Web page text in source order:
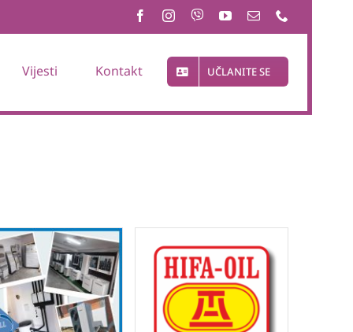
Vijesti Kontakt UČLANITE SE